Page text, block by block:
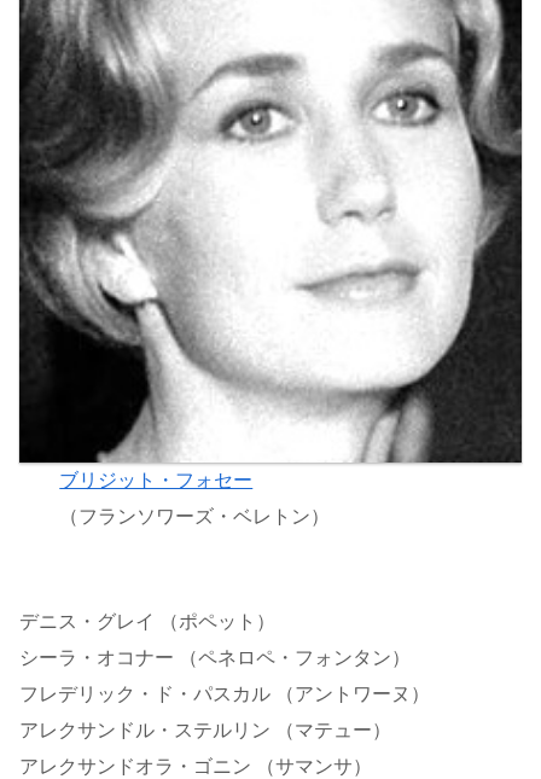
ブリジット・フォセー
（フランソワーズ・ベレトン）
デニス・グレイ （ポペット）
シーラ・オコナー （ペネロペ・フォンタン）
フレデリック・ド・パスカル （アントワーヌ）
アレクサンドル・ステルリン （マテュー）
アレクサンドオラ・ゴニン （サマンサ）